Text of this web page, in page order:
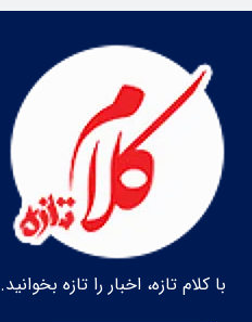
با کلام تازه، اخبار را تازه بخوانید.